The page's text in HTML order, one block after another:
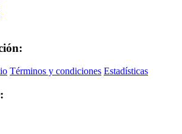
Términos y condiciones Estadísticas